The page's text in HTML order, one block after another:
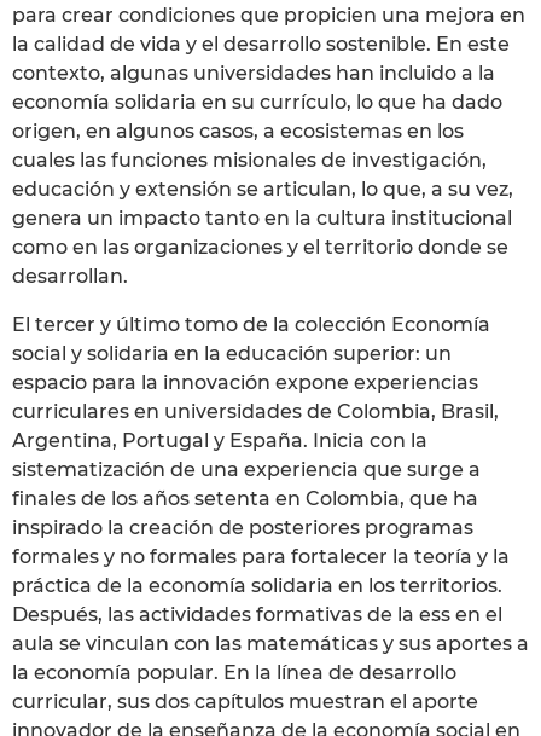
para crear condiciones que propicien una mejora en
la calidad de vida y el desarrollo sostenible. En este
contexto, algunas universidades han incluido a la
economía solidaria en su currículo, lo que ha dado
origen, en algunos casos, a ecosistemas en los
cuales las funciones misionales de investigación,
educación y extensión se articulan, lo que, a su vez,
genera un impacto tanto en la cultura institucional
como en las organizaciones y el territorio donde se
desarrollan.
El tercer y último tomo de la colección Economía
social y solidaria en la educación superior: un
espacio para la innovación expone experiencias
curriculares en universidades de Colombia, Brasil,
Argentina, Portugal y España. Inicia con la
sistematización de una experiencia que surge a
finales de los años setenta en Colombia, que ha
inspirado la creación de posteriores programas
formales y no formales para fortalecer la teoría y la
práctica de la economía solidaria en los territorios.
Después, las actividades formativas de la ess en el
aula se vinculan con las matemáticas y sus aportes a
la economía popular. En la línea de desarrollo
curricular, sus dos capítulos muestran el aporte
innovador de la enseñanza de la economía social en